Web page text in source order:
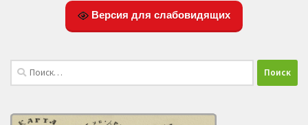
Версия для слабовидящих
Найти: